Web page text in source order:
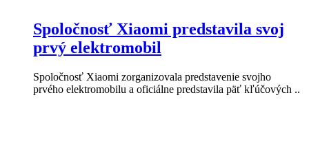
Spoločnosť Xiaomi predstavila svoj
prvý elektromobil
Spoločnosť Xiaomi zorganizovala predstavenie svojho
prvého elektromobilu a oficiálne predstavila päť kľúčových ..